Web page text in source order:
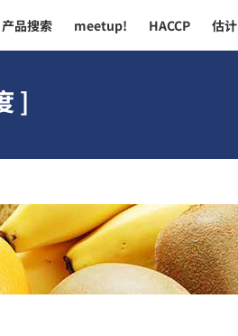
产品搜索 meetup! HACCP 估计
]